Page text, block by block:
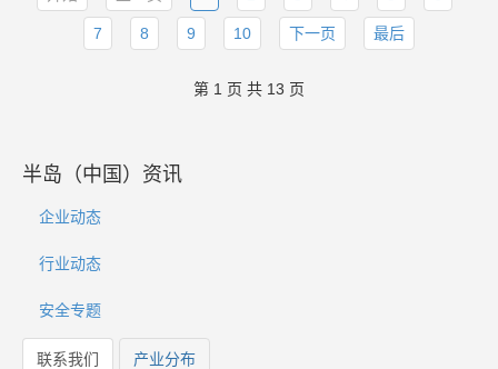
7 8 9 10 下一页 最后
第 1 页 共 13 页
半岛（中国）资讯
企业动态
行业动态
安全专题
联系我们 产业分布